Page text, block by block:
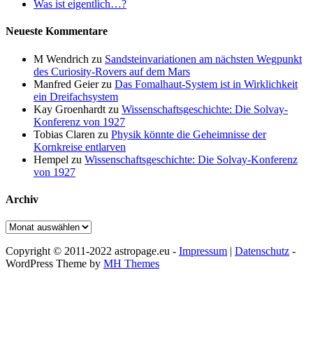
Was ist eigentlich…?
Neueste Kommentare
M Wendrich zu Sandsteinvariationen am nächsten Wegpunkt
des Curiosity-Rovers auf dem Mars
Manfred Geierzu Das Fomalhaut-System ist in Wirklichkeit
ein Dreifachsystem
Kay Groenhardt zu Wissenschaftsgeschichte: Die Solvay-
Konferenz von 1927
Tobias Claren zu Physik könnte die Geheimnisse der
Kornkreise entlarven
Hempel zu Wissenschaftsgeschichte: Die Solvay-Konferenz
von 1927
Archiv
Archiv
Copyright © 2011-2022 astropage.eu - Impressum | Datenschutz -
WordPress Theme by MH Themes